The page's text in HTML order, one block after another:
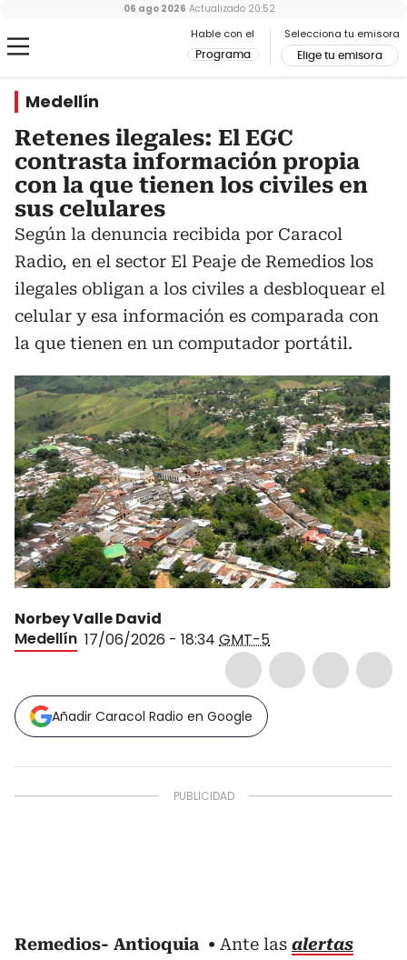
Hable con el
Programa
Selecciona tu emisora
Elige tu emisora
06 ago 2026 Actualizado 20:52
Medellín
Retenes ilegales: El EGC
contrasta información propia
con la que tienen los civiles en
sus celulares
Según la denuncia recibida por Caracol
Radio, en el sector El Peaje de Remedios los
ilegales obligan a los civiles a desbloquear el
celular y esa información es comparada con
la que tienen en un computador portátil.
Norbey Valle David
Medellín 17/06/2026 - 18:34 GMT-5
Añadir Caracol Radio en Google
Remedios- Antioquia Ante las alertas